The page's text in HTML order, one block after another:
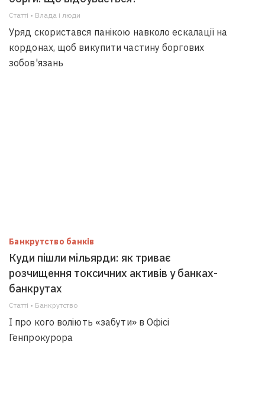
Статті • Влада i люди
Уряд скористався панікою навколо ескалації на
кордонах, щоб викупити частину боргових
зобов'язань
Банкрутство банків
Куди пішли мільярди: як триває
розчищення токсичних активів у банках-
банкрутах
Статті • Банкрутство
І про кого воліють «забути» в Офісі
Генпрокурора